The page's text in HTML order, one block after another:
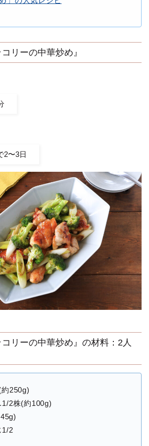
リーの中華炒め』
2〜3日
コリーの中華炒め』の材料：2人
250g)
2株(約100g)
1/2